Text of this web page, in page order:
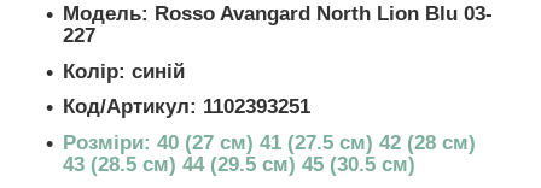
Модель: Rosso Avangard North Lion Blu 03-
227
Колір: синій
Код/Артикул: 1102393251
Розміри: 40 (27 см) 41 (27.5 см) 42 (28 см)
43 (28.5 см) 44 (29.5 см) 45 (30.5 см)